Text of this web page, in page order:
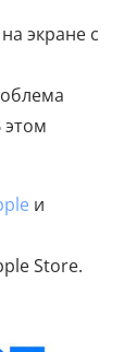
экране с
этом
и
Store.